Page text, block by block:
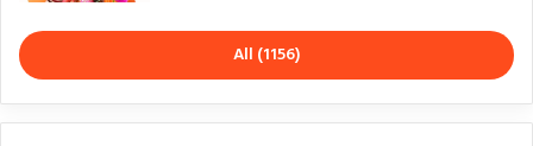
All (1156)